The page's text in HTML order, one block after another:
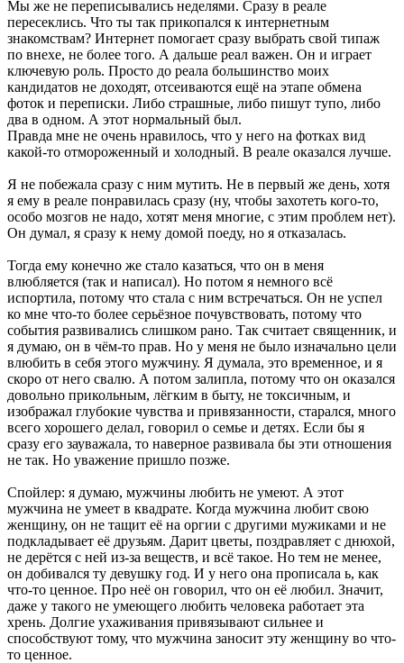
Мы же не переписывались неделями. Сразу в реале
пересеклись. Что ты так прикопался к интернетным
знакомствам? Интернет помогает сразу выбрать свой типаж
по внехе, не более того. А дальше реал важен. Он и играет
ключевую роль. Просто до реала большинство моих
кандидатов не доходят, отсеиваются ещё на этапе обмена
фоток и переписки. Либо страшные, либо пишут тупо, либо
два в одном. А этот нормальный был.
Правда мне не очень нравилось, что у него на фотках вид
какой-то отмороженный и холодный. В реале оказался лучше.
Я не побежала сразу с ним мутить. Не в первый же день, хотя
я ему в реале понравилась сразу (ну, чтобы захотеть кого-то,
особо мозгов не надо, хотят меня многие, с этим проблем нет).
Он думал, я сразу к нему домой поеду, но я отказалась.
Тогда ему конечно же стало казаться, что он в меня
влюбляется (так и написал). Но потом я немного всё
испортила, потому что стала с ним встречаться. Он не успел
ко мне что-то более серьёзное почувствовать, потому что
события развивались слишком рано. Так считает священник, и
я думаю, он в чём-то прав. Но у меня не было изначально цели
влюбить в себя этого мужчину. Я думала, это временное, и я
скоро от него свалю. А потом залипла, потому что он оказался
довольно прикольным, лёгким в быту, не токсичным, и
изображал глубокие чувства и привязанности, старался, много
всего хорошего делал, говорил о семье и детях. Если бы я
сразу его зауважала, то наверное развивала бы эти отношения
не так. Но уважение пришло позже.
Спойлер: я думаю, мужчины любить не умеют. А этот
мужчина не умеет в квадрате. Когда мужчина любит свою
женщину, он не тащит её на оргии с другими мужиками и не
подкладывает её друзьям. Дарит цветы, поздравляет с днюхой,
не дерётся с ней из-за веществ, и всё такое. Но тем не менее,
он добивался ту девушку год. И у него она прописала ь, как
что-то ценное. Про неё он говорил, что он её любил. Значит,
даже у такого не умеющего любить человека работает эта
хрень. Долгие ухаживания привязывают сильнее и
способствуют тому, что мужчина заносит эту женщину во что-
то ценное.